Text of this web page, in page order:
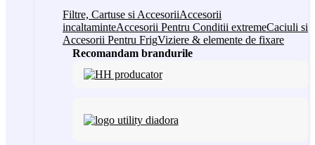
Filtre, Cartuse si AccesoriiAccesorii
incaltaminteAccesorii Pentru Conditii extremeCaciuli si
Accesorii Pentru FrigViziere & elemente de fixare
Recomandam brandurile